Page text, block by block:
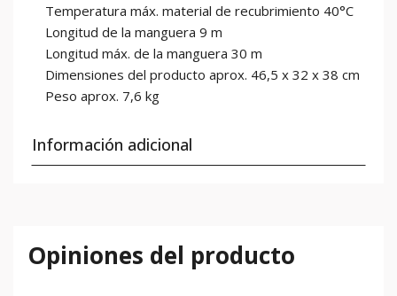
Temperatura máx. material de recubrimiento 40°C
Longitud de la manguera 9 m
Longitud máx. de la manguera 30 m
Dimensiones del producto aprox. 46,5 x 32 x 38 cm
Peso aprox. 7,6 kg
Información adicional
Opiniones del producto